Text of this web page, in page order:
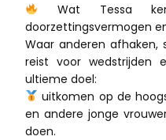
Wat Tessa
doorzettingsvermogen
Waar anderen afhaken,
reist voor wedstrijden
ultieme doel:
uitkomen op de
en andere jonge
doen.